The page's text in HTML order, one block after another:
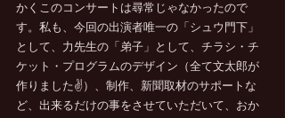
かくこのコンサートは尋常じゃなかったので
す。私も、今回の出演者唯一の「シュウ門下」
として、力先生の「弟子」として、チラシ・チ
ケット・プログラムのデザイン（全て文太郎が
作りました✌）、制作、新聞取材のサポートな
ど、出来るだけの事をさせていただいて、おか